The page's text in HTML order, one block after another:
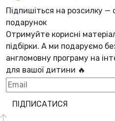
Підпишіться на розсилку —
подарунок
Отримуйте корисні
підбірки. А ми подаруємо
англомовну програму на
для вашої дитини 🔥
ПІДПИСАТИСЯ